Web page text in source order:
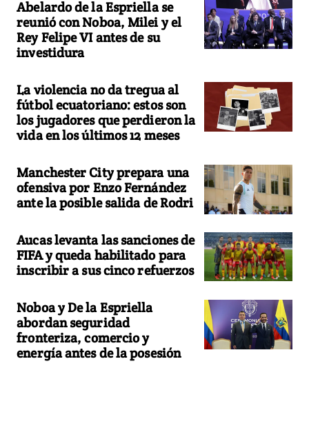
Abelardo de la Espriella se
reunió con Noboa, Milei y el
Rey Felipe VI antes de su
investidura
La violencia no da tregua al
fútbol ecuatoriano: estos son
los jugadores que perdieron la
vida en los últimos 12 meses
Manchester City prepara una
ofensiva por Enzo Fernández
ante la posible salida de Rodri
Aucas levanta las sanciones de
FIFA y queda habilitado para
inscribir a sus cinco refuerzos
Noboa y De la Espriella
abordan seguridad
fronteriza, comercio y
energía antes de la posesión